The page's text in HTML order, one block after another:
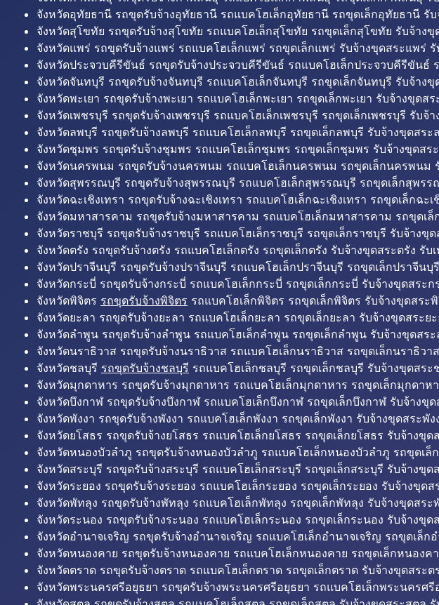
จังหวัดอุทัยธานี รถขุดรับจ้างอุทัยธานี รถแบคโฮเล็กอุทัยธานี รถขุดเล็กอุทัยธานี รั
จังหวัดสุโขทัย รถขุดรับจ้างสุโขทัย รถแบคโฮเล็กสุโขทัย รถขุดเล็กสุโขทัย รับจ้าง
จังหวัดแพร่ รถขุดรับจ้างแพร่ รถแบคโฮเล็กแพร่ รถขุดเล็กแพร่ รับจ้างขุดสระแพร่
จังหวัดประจวบคีรีขันธ์ รถขุดรับจ้างประจวบคีรีขันธ์ รถแบคโฮเล็กประจวบคีรีขัน
จังหวัดจันทบุรี รถขุดรับจ้างจันทบุรี รถแบคโฮเล็กจันทบุรี รถขุดเล็กจันทบุรี รับจ้าง
จังหวัดพะเยา รถขุดรับจ้างพะเยา รถแบคโฮเล็กพะเยา รถขุดเล็กพะเยา รับจ้างขุดส
จังหวัดเพชรบุรี รถขุดรับจ้างเพชรบุรี รถแบคโฮเล็กเพชรบุรี รถขุดเล็กเพชรบุรี รับจ้
จังหวัดลพบุรี รถขุดรับจ้างลพบุรี รถแบคโฮเล็กลพบุรี รถขุดเล็กลพบุรี รับจ้างขุดสร
จังหวัดชุมพร รถขุดรับจ้างชุมพร รถแบคโฮเล็กชุมพร รถขุดเล็กชุมพร รับจ้างขุดส
จังหวัดนครพนม รถขุดรับจ้างนครพนม รถแบคโฮเล็กนครพนม รถขุดเล็กนครพนม
จังหวัดสุพรรณบุรี รถขุดรับจ้างสุพรรณบุรี รถแบคโฮเล็กสุพรรณบุรี รถขุดเล็กสุพร
จังหวัดฉะเชิงเทรา รถขุดรับจ้างฉะเชิงเทรา รถแบคโฮเล็กฉะเชิงเทรา รถขุดเล็กฉะ
จังหวัดมหาสารคาม รถขุดรับจ้างมหาสารคาม รถแบคโฮเล็กมหาสารคาม รถขุด
จังหวัดราชบุรี รถขุดรับจ้างราชบุรี รถแบคโฮเล็กราชบุรี รถขุดเล็กราชบุรี รับจ้างขุ
จังหวัดตรัง รถขุดรับจ้างตรัง รถแบคโฮเล็กตรัง รถขุดเล็กตรัง รับจ้างขุดสระตรัง รับ
จังหวัดปราจีนบุรี รถขุดรับจ้างปราจีนบุรี รถแบคโฮเล็กปราจีนบุรี รถขุดเล็กปราจีน
จังหวัดกระบี่ รถขุดรับจ้างกระบี่ รถแบคโฮเล็กกระบี่ รถขุดเล็กกระบี่ รับจ้างขุดสระ
จังหวัดพิจิตร รถขุดรับจ้างพิจิตร รถแบคโฮเล็กพิจิตร รถขุดเล็กพิจิตร รับจ้างขุดสระ
จังหวัดยะลา รถขุดรับจ้างยะลา รถแบคโฮเล็กยะลา รถขุดเล็กยะลา รับจ้างขุดสระย
จังหวัดลำพูน รถขุดรับจ้างลำพูน รถแบคโฮเล็กลำพูน รถขุดเล็กลำพูน รับจ้างขุดสร
จังหวัดนราธิวาส รถขุดรับจ้างนราธิวาส รถแบคโฮเล็กนราธิวาส รถขุดเล็กนราธิว
จังหวัดชลบุรี รถขุดรับจ้างชลบุรี รถแบคโฮเล็กชลบุรี รถขุดเล็กชลบุรี รับจ้างขุดสร
จังหวัดมุกดาหาร รถขุดรับจ้างมุกดาหาร รถแบคโฮเล็กมุกดาหาร รถขุดเล็กมุกดา
จังหวัดบึงกาฬ รถขุดรับจ้างบึงกาฬ รถแบคโฮเล็กบึงกาฬ รถขุดเล็กบึงกาฬ รับจ้างขุ
จังหวัดพังงา รถขุดรับจ้างพังงา รถแบคโฮเล็กพังงา รถขุดเล็กพังงา รับจ้างขุดสระพั
จังหวัดยโสธร รถขุดรับจ้างยโสธร รถแบคโฮเล็กยโสธร รถขุดเล็กยโสธร รับจ้างขุ
จังหวัดหนองบัวลำภู รถขุดรับจ้างหนองบัวลำภู รถแบคโฮเล็กหนองบัวลำภู รถขุดเ
จังหวัดสระบุรี รถขุดรับจ้างสระบุรี รถแบคโฮเล็กสระบุรี รถขุดเล็กสระบุรี รับจ้างขุ
จังหวัดระยอง รถขุดรับจ้างระยอง รถแบคโฮเล็กระยอง รถขุดเล็กระยอง รับจ้างขุด
จังหวัดพัทลุง รถขุดรับจ้างพัทลุง รถแบคโฮเล็กพัทลุง รถขุดเล็กพัทลุง รับจ้างขุดสร
จังหวัดระนอง รถขุดรับจ้างระนอง รถแบคโฮเล็กระนอง รถขุดเล็กระนอง รับจ้างขุ
จังหวัดอำนาจเจริญ รถขุดรับจ้างอำนาจเจริญ รถแบคโฮเล็กอำนาจเจริญ รถขุดเล็
จังหวัดหนองคาย รถขุดรับจ้างหนองคาย รถแบคโฮเล็กหนองคาย รถขุดเล็กหนอง
จังหวัดตราด รถขุดรับจ้างตราด รถแบคโฮเล็กตราด รถขุดเล็กตราด รับจ้างขุดสระ
จังหวัดพระนครศรีอยุธยา รถขุดรับจ้างพระนครศรีอยุธยา รถแบคโฮเล็กพระนคร